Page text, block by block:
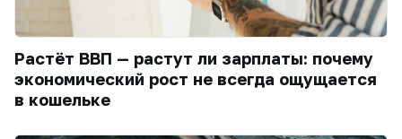
Растёт ВВП — растут ли зарплаты: почему
экономический рост не всегда ощущается
в кошельке